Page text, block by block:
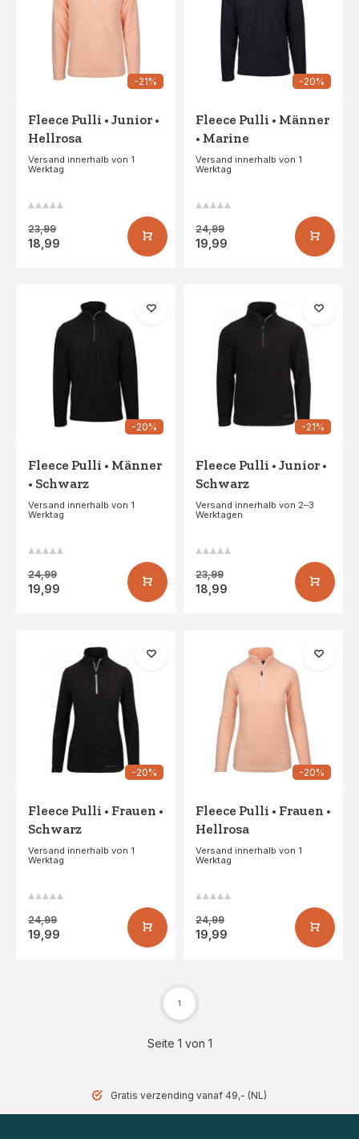
-21%
Fleece Pulli • Junior •
Hellrosa
Versand innerhalb von 1
Werktag
23,99
18,99
-20%
Fleece Pulli • Männer
• Marine
Versand innerhalb von 1
Werktag
24,99
19,99
-20%
Fleece Pulli • Männer
• Schwarz
Versand innerhalb von 1
Werktag
24,99
19,99
-21%
Fleece Pulli • Junior •
Schwarz
Versand innerhalb von 2–3
Werktagen
23,99
18,99
-20%
Fleece Pulli • Frauen •
Schwarz
Versand innerhalb von 1
Werktag
24,99
19,99
-20%
Fleece Pulli • Frauen •
Hellrosa
Versand innerhalb von 1
Werktag
24,99
19,99
Seite 1 von 1
1
Gratis verzending vanaf 49,- (NL)